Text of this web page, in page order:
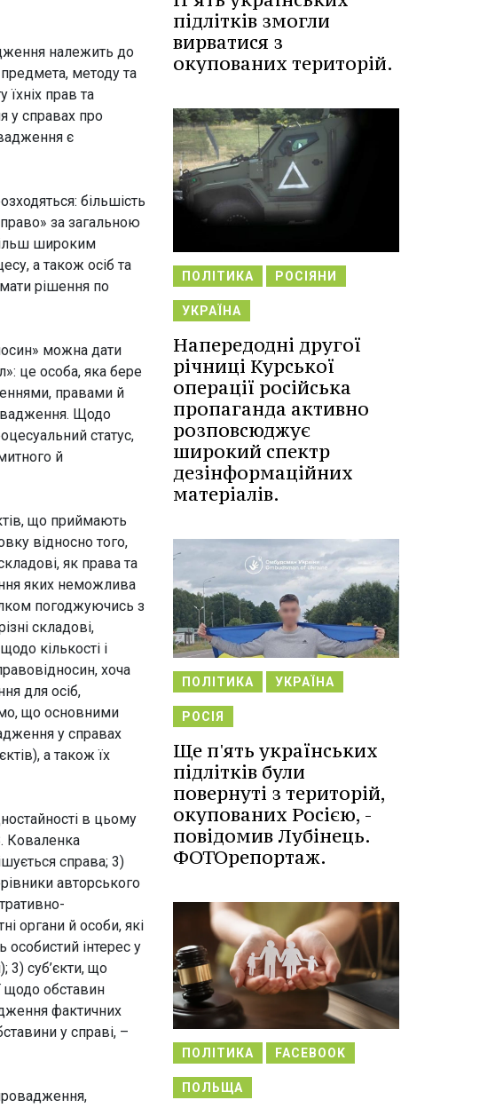
належить до
методу та
прав та
у справах про
є
більшість
за загальною
широким
а також осіб та
рішення по
можна дати
це особа, яка бере
правами й
Щодо
статус,
й
що приймають
відносно того,
як права та
яких неможлива
погоджуючись з
складові,
кількості і
хоча
для осіб,
що основними
у справах
а також їх
в цьому
Коваленка
справа; 3)
авторського
органи й особи, які
особистий інтерес у
3) суб’єкти, що
щодо обставин
фактичних
у справі, –
підлітків змогли
вирватися з
окупованих територій.
ПОЛІТИКА РОСІЯНИ
УКРАЇНА
Напередодні другої
річниці Курської
операції російська
пропаганда активно
розповсюджує
широкий спектр
дезінформаційних
матеріалів.
ПОЛІТИКА УКРАЇНА
РОСІЯ
Ще п'ять українських
підлітків були
повернуті з територій,
окупованих Росією, -
повідомив Лубінець.
ФОТОрепортаж.
ПОЛІТИКА FACEBOOK
ПОЛЬЩА